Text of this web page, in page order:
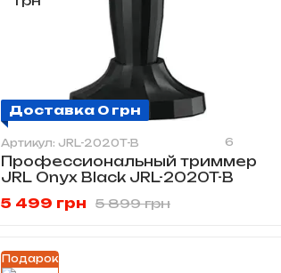
Доставка 0 грн
Артикул: JRL-2020T-B 6
Профессиональный триммер
JRL Onyx Black JRL-2020T-B
5 899 грн
5 499 грн
Подарок